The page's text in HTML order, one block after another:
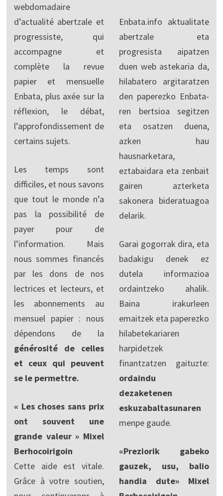
webdomadaire
d’actualité abertzale et
progressiste, qui
accompagne et
complète la revue
papier et mensuelle
Enbata, plus axée sur la
réflexion, le débat,
l’approfondissement de
certains sujets.
Les temps sont
difficiles, et nous savons
que tout le monde n’a
pas la possibilité de
payer pour de
l’information. Mais
nous sommes financés
par les dons de nos
lectrices et lecteurs, et
les abonnements au
mensuel papier : nous
dépendons de la
générosité de celles
et ceux qui peuvent
se le permettre.
« Les choses sans prix
ont souvent une
grande valeur » Mixel
Berhocoirigoin
Cette aide est vitale.
Grâce à votre soutien,
Enbata.info aktualitate
abertzale eta
progresista aipatzen
duen web astekaria da,
hilabatero argitaratzen
den paperezko Enbata-
ren bertsioa segitzen
eta osatzen duena,
azken hau
hausnarketara,
eztabaidara eta zenbait
gairen azterketa
sakonera bideratuagoa
delarik.
Garai gogorrak dira, eta
badakigu denek ez
dutela informazioa
ordaintzeko ahalik.
Baina irakurleen
emaitzek eta paperezko
hilabetekariaren
harpidetzek
finantzatzen gaituzte:
ordaindu
dezaketenen
eskuzabaltasunaren
menpe gaude.
«Preziorik gabeko
gauzek, usu, balio
handia dute» Mixel